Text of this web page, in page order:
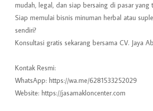
mudah, legal, dan siap bersaing di pasar yang
Siap memulai bisnis minuman herbal atau
sendiri?
Konsultasi gratis sekarang bersama CV. Jaya
Kontak Resmi:
WhatsApp: https://wa.me/6281533252029
Website: https://jasamakloncenter.com